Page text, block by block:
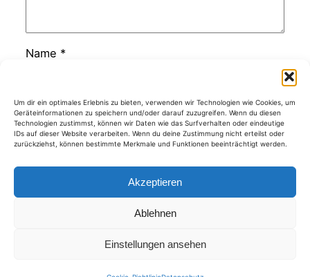
Um dir ein optimales Erlebnis zu bieten, verwenden wir Technologien wie Cookies, um
Geräteinformationen zu speichern und/oder darauf zuzugreifen. Wenn du diesen
Technologien zustimmst, können wir Daten wie das Surfverhalten oder eindeutige
IDs auf dieser Website verarbeiten. Wenn du deine Zustimmung nicht erteilst oder
zurückziehst, können bestimmte Merkmale und Funktionen beeinträchtigt werden.
Akzeptieren
Ablehnen
Einstellungen ansehen
Name *
E-Mail-Adresse*
Website